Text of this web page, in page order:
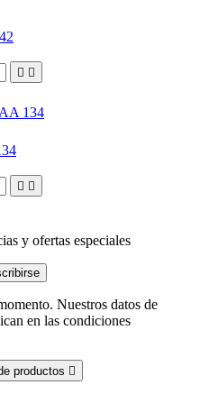
 
 
y ofertas especiales
Nuestros datos de
en las condiciones
productos 